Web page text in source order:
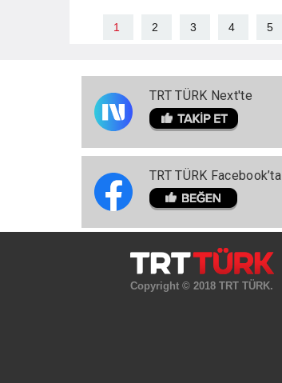
1 2 3 4 5
TRT TÜRK Next'te
TRT TÜRK Facebook’ta
Copyright © 2018 TRT TÜRK.